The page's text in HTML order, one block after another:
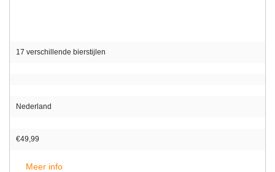
17 verschillende bierstijlen
Nederland
€49,99
Meer info